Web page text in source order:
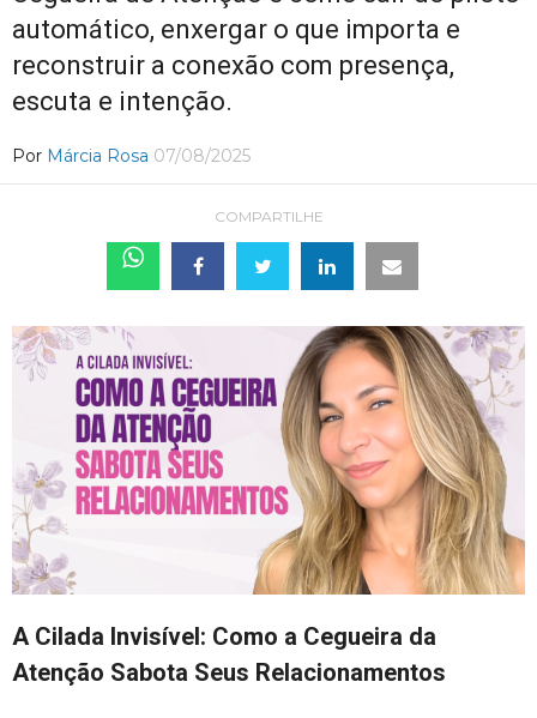
automático, enxergar o que importa e
reconstruir a conexão com presença,
escuta e intenção.
Por Márcia Rosa 07/08/2025
COMPARTILHE
A Cilada Invisível: Como a Cegueira da
Atenção Sabota Seus Relacionamentos